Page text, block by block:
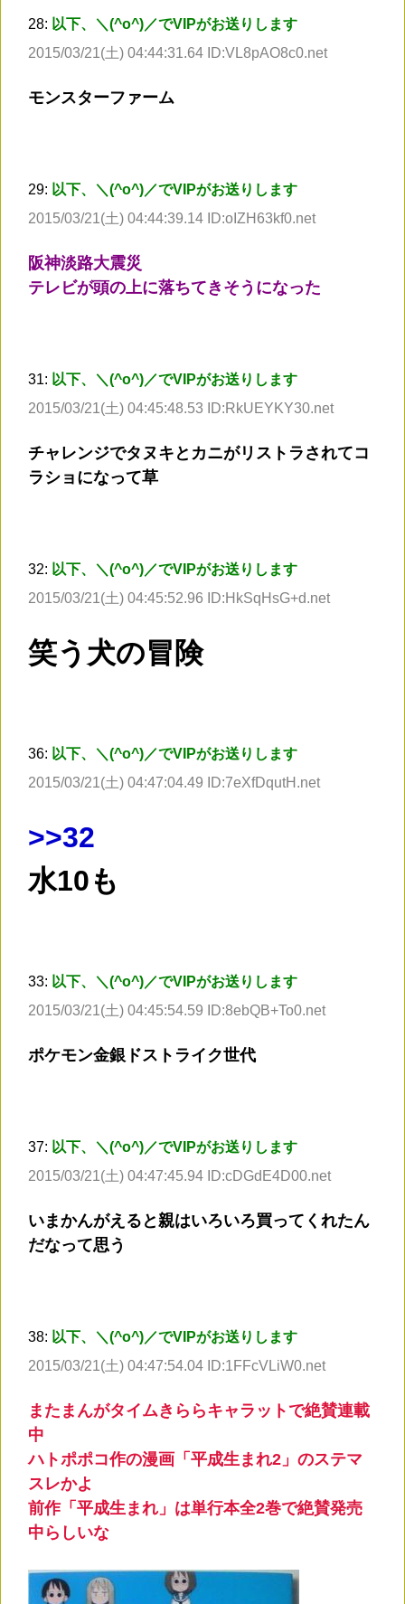
28: 以下、＼(^o^)／でVIPがお送りします
2015/03/21(土) 04:44:31.64 ID:VL8pAO8c0.net
モンスターファーム
29: 以下、＼(^o^)／でVIPがお送りします
2015/03/21(土) 04:44:39.14 ID:oIZH63kf0.net
阪神淡路大震災
テレビが頭の上に落ちてきそうになった
31: 以下、＼(^o^)／でVIPがお送りします
2015/03/21(土) 04:45:48.53 ID:RkUEYKY30.net
チャレンジでタヌキとカニがリストラされてコ
ラショになって草
32: 以下、＼(^o^)／でVIPがお送りします
2015/03/21(土) 04:45:52.96 ID:HkSqHsG+d.net
笑う犬の冒険
36: 以下、＼(^o^)／でVIPがお送りします
2015/03/21(土) 04:47:04.49 ID:7eXfDqutH.net
>>32
水10も
33: 以下、＼(^o^)／でVIPがお送りします
2015/03/21(土) 04:45:54.59 ID:8ebQB+To0.net
ポケモン金銀ドストライク世代
37: 以下、＼(^o^)／でVIPがお送りします
2015/03/21(土) 04:47:45.94 ID:cDGdE4D00.net
いまかんがえると親はいろいろ買ってくれたん
だなって思う
38: 以下、＼(^o^)／でVIPがお送りします
2015/03/21(土) 04:47:54.04 ID:1FFcVLiW0.net
またまんがタイムきららキャラットで絶賛連載
中
ハトポポコ作の漫画「平成生まれ2」のステマ
スレかよ
前作「平成生まれ」は単行本全2巻で絶賛発売
中らしいな